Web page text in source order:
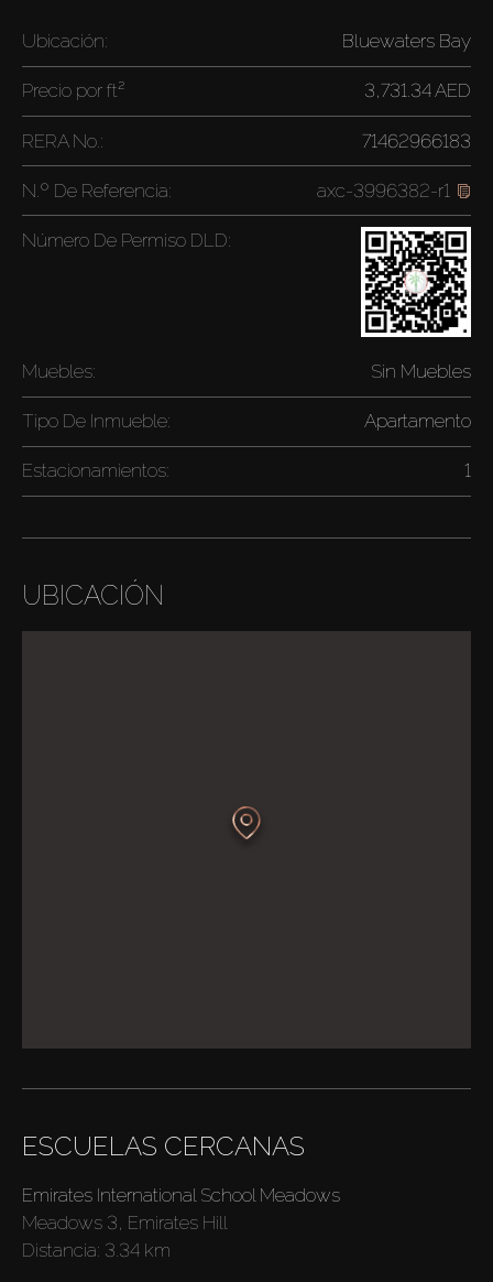
Ubicación: Bluewaters Bay
Precio por ft² 3,731.34 AED
RERA No.: 71462966183
N.º De Referencia: axc-3996382-r1
Número De Permiso DLD:
Muebles: Sin Muebles
Tipo De Inmueble: Apartamento
Estacionamientos: 1
UBICACIÓN
ESCUELAS CERCANAS
Emirates International School Meadows
Meadows 3, Emirates Hill
Distancia: 3.34 km